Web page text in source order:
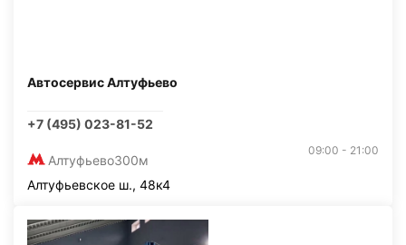
Автосервис Алтуфьево
+7 (495) 023-81-52
Алтуфьево300м
09:00 - 21:00
Алтуфьевское ш., 48к4